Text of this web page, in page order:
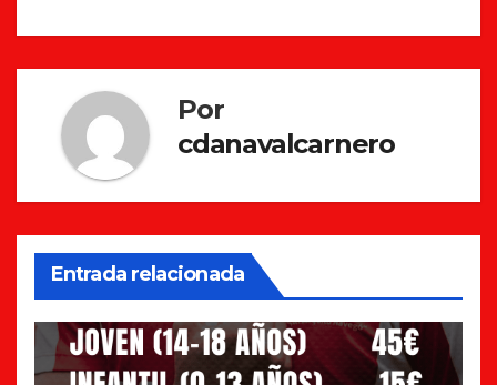
Por
cdanavalcarnero
Entrada relacionada